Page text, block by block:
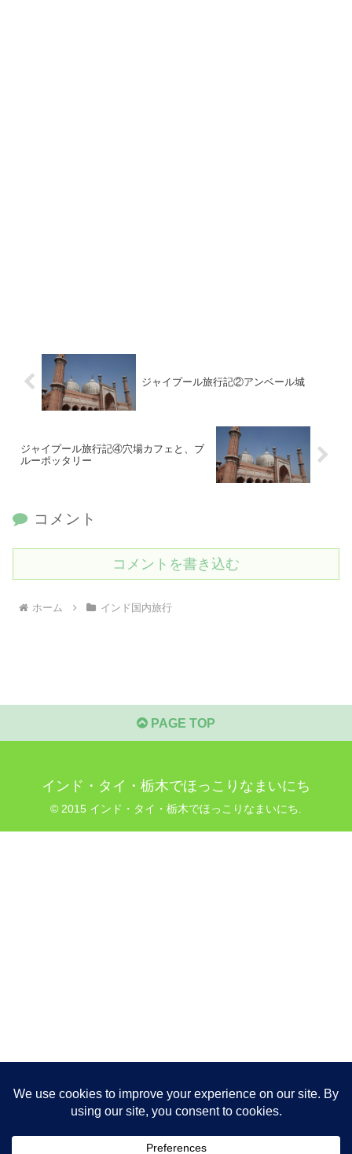
ジャイプール旅行記②アンベール城
ジャイプール旅行記④穴場カフェと、ブ
ルーポッタリー
コメント
コメントを書き込む
ホーム インド国内旅行
PAGE TOP
インド・タイ・栃木でほっこりなまいにち
© 2015 インド・タイ・栃木でほっこりなまいにち.